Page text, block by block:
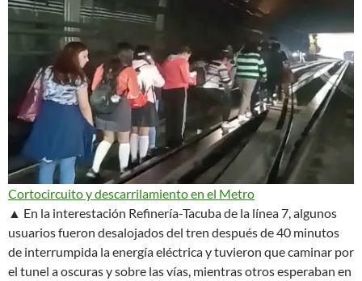
Cortocircuito y descarrilamiento en el Metro
▲ En la interestación Refinería-Tacuba de la línea 7, algunos
usuarios fueron desalojados del tren después de 40 minutos
de interrumpida la energía eléctrica y tuvieron que caminar por
el tunel a oscuras y sobre las vías, mientras otros esperaban en